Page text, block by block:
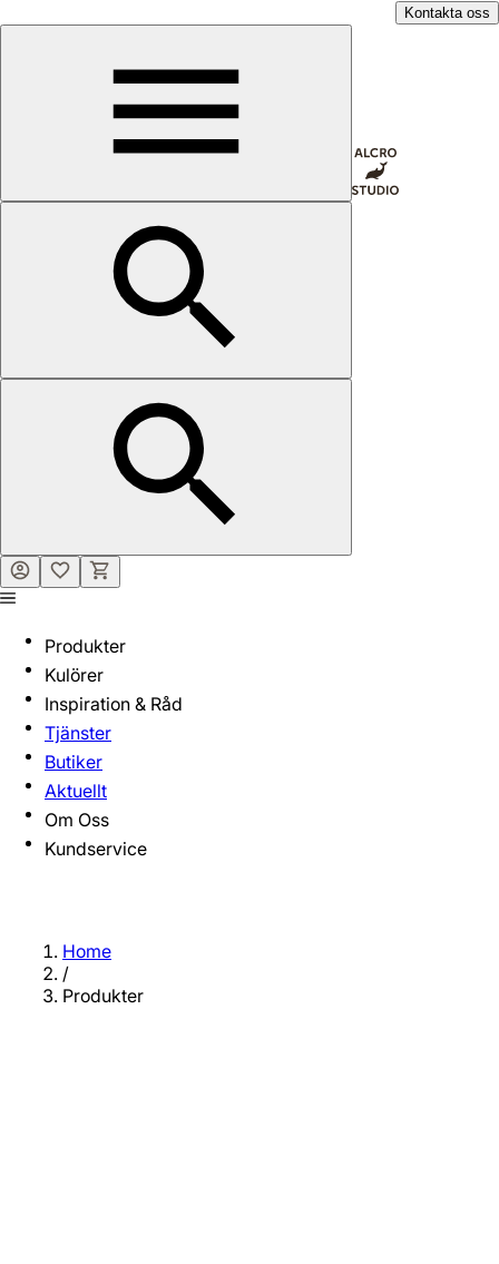
Kontakta oss
Produkter
Kulörer
Inspiration & Råd
Tjänster
Butiker
Aktuellt
Om Oss
Kundservice
Home
/
Produkter